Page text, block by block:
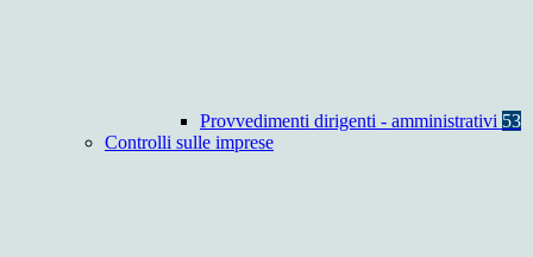
Provvedimenti dirigenti - amministrativi 53
Controlli sulle imprese